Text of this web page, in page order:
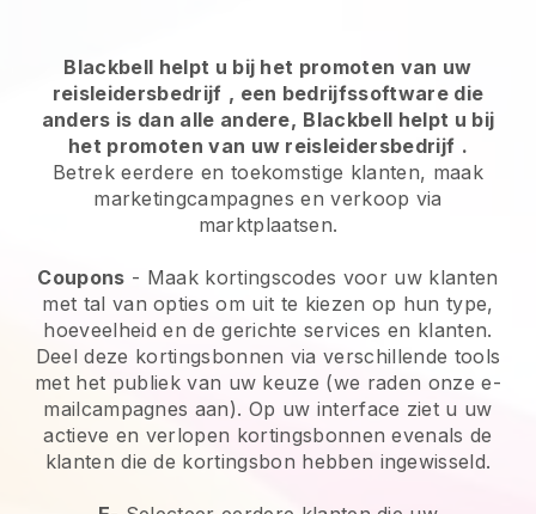
Blackbell helpt u bij het promoten van uw
reisleidersbedrijf , een bedrijfssoftware die
anders is dan alle andere, Blackbell helpt u bij
het promoten van uw reisleidersbedrijf .
Betrek eerdere en toekomstige klanten, maak
marketingcampagnes en verkoop via
marktplaatsen.
Coupons - Maak kortingscodes voor uw klanten
met tal van opties om uit te kiezen op hun type,
hoeveelheid en de gerichte services en klanten.
Deel deze kortingsbonnen via verschillende tools
met het publiek van uw keuze (we raden onze e-
mailcampagnes aan). Op uw interface ziet u uw
actieve en verlopen kortingsbonnen evenals de
klanten die de kortingsbon hebben ingewisseld.